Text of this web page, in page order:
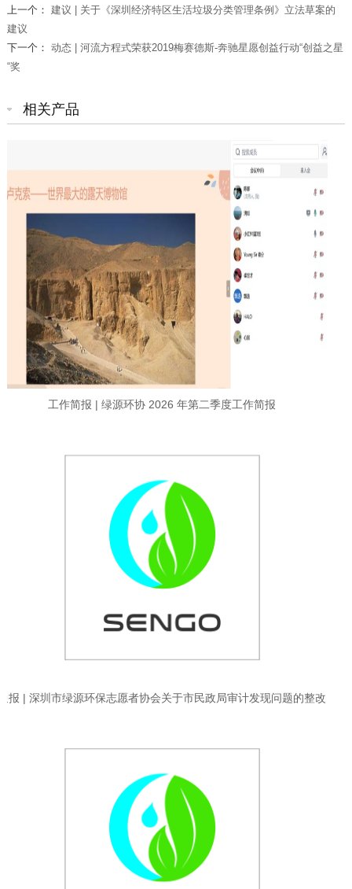
上一个： 建议 | 关于《深圳经济特区生活垃圾分类管理条例》立法草案的
建议
下一个： 动态 | 河流方程式荣获2019梅赛德斯-奔驰星愿创益行动“创益之星
“奖
相关产品
工作简报 | 绿源环协 2026 年第二季度工作简报
报 | 深圳市绿源环保志愿者协会关于市民政局审计发现问题的整改